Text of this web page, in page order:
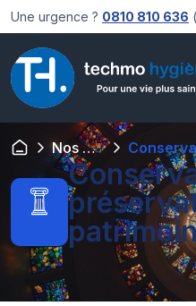
Une urgence ? 0810 810 636
Nos offres